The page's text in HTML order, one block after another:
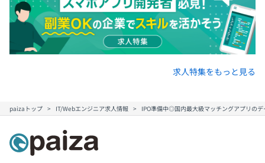
求人特集をもっと見る
paizaトップ IT/Webエンジニア求人情報 IPO準備中◎国内最大級マッチングアプリの